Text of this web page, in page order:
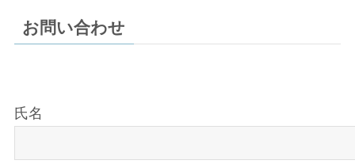
お問い合わせ
氏名